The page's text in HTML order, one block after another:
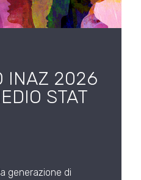
INAZ 2026
STAT
generazione di